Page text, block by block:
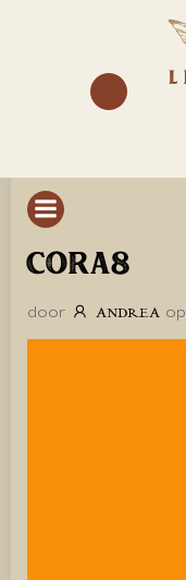
CORA8
door ANDREA op